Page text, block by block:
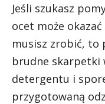
Jeśli szukasz
ocet może okazać
musisz zrobić, to
brudne skarpetki
detergentu i
przygotowaną